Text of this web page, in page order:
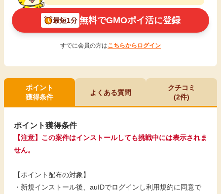
最短1分 無料でGMOポイ活に登録
すでに会員の方はこちらからログイン
ポイント
獲得条件
よくある質問
クチコミ
(2件)
ポイント獲得条件
【注意】この案件はインストールしても挑戦中には表示されま
せん。
【ポイント配布の対象】
・新規インストール後、auIDでログインし利用規約に同意で